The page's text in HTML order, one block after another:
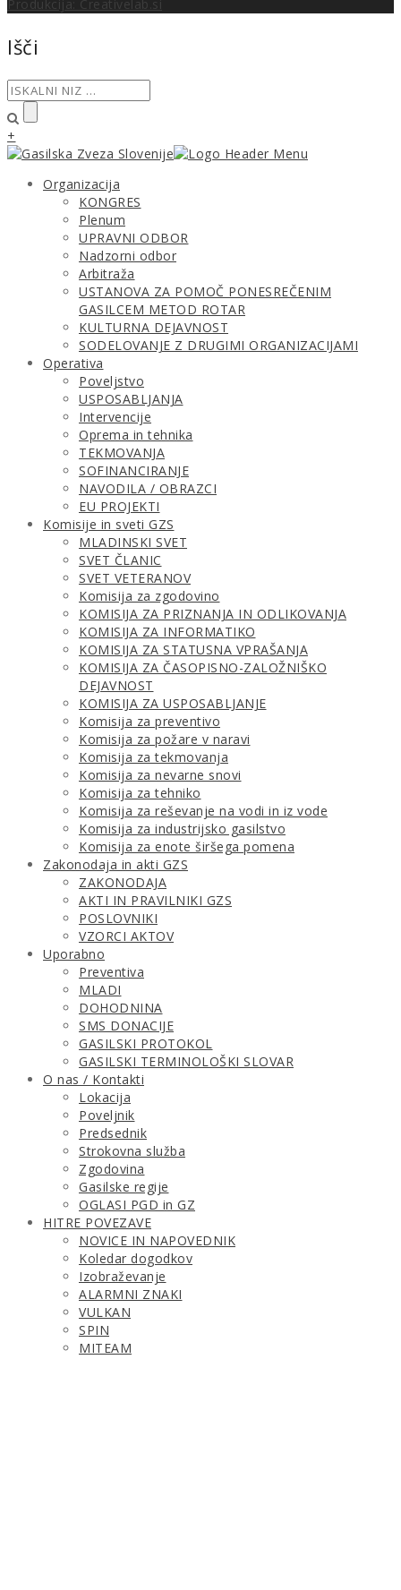
Produkcija: Creativelab.si
Išči
+
Organizacija
KONGRES
Plenum
UPRAVNI ODBOR
Nadzorni odbor
Arbitraža
USTANOVA ZA POMOČ PONESREČENIM
GASILCEM METOD ROTAR
KULTURNA DEJAVNOST
SODELOVANJE Z DRUGIMI ORGANIZACIJAMI
Operativa
Poveljstvo
USPOSABLJANJA
Intervencije
Oprema in tehnika
TEKMOVANJA
SOFINANCIRANJE
NAVODILA / OBRAZCI
EU PROJEKTI
Komisije in sveti GZS
MLADINSKI SVET
SVET ČLANIC
SVET VETERANOV
Komisija za zgodovino
KOMISIJA ZA PRIZNANJA IN ODLIKOVANJA
KOMISIJA ZA INFORMATIKO
KOMISIJA ZA STATUSNA VPRAŠANJA
KOMISIJA ZA ČASOPISNO-ZALOŽNIŠKO
DEJAVNOST
KOMISIJA ZA USPOSABLJANJE
Komisija za preventivo
Komisija za požare v naravi
Komisija za tekmovanja
Komisija za nevarne snovi
Komisija za tehniko
Komisija za reševanje na vodi in iz vode
Komisija za industrijsko gasilstvo
Komisija za enote širšega pomena
Zakonodaja in akti GZS
ZAKONODAJA
AKTI IN PRAVILNIKI GZS
POSLOVNIKI
VZORCI AKTOV
Uporabno
Preventiva
MLADI
DOHODNINA
SMS DONACIJE
GASILSKI PROTOKOL
GASILSKI TERMINOLOŠKI SLOVAR
O nas / Kontakti
Lokacija
Poveljnik
Predsednik
Strokovna služba
Zgodovina
Gasilske regije
OGLASI PGD in GZ
HITRE POVEZAVE
NOVICE IN NAPOVEDNIK
Koledar dogodkov
Izobraževanje
ALARMNI ZNAKI
VULKAN
SPIN
MITEAM